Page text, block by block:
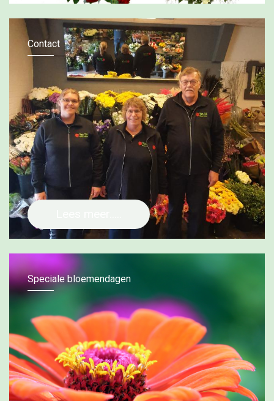
Contact
Speciale bloemendagen